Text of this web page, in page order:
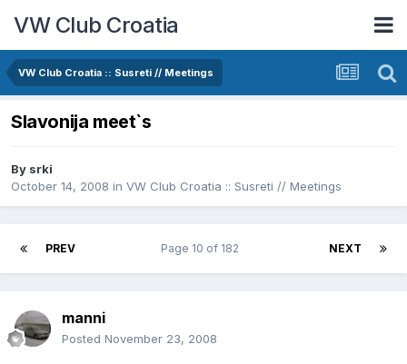
VW Club Croatia
VW Club Croatia :: Susreti // Meetings
Slavonija meet`s
By srki
October 14, 2008 in VW Club Croatia :: Susreti // Meetings
PREV NEXT
Page 10 of 182
manni
Posted November 23, 2008